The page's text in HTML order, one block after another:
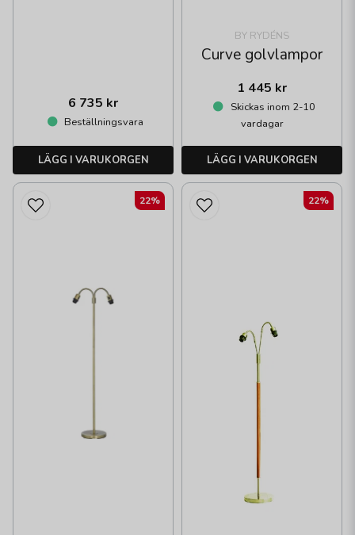
6 735 kr
Beställningsvara
LÄGG I VARUKORGEN
BY RYDÉNS
Curve golvlampor
1 445 kr
Skickas inom 2-10
vardagar
LÄGG I VARUKORGEN
22% 22%